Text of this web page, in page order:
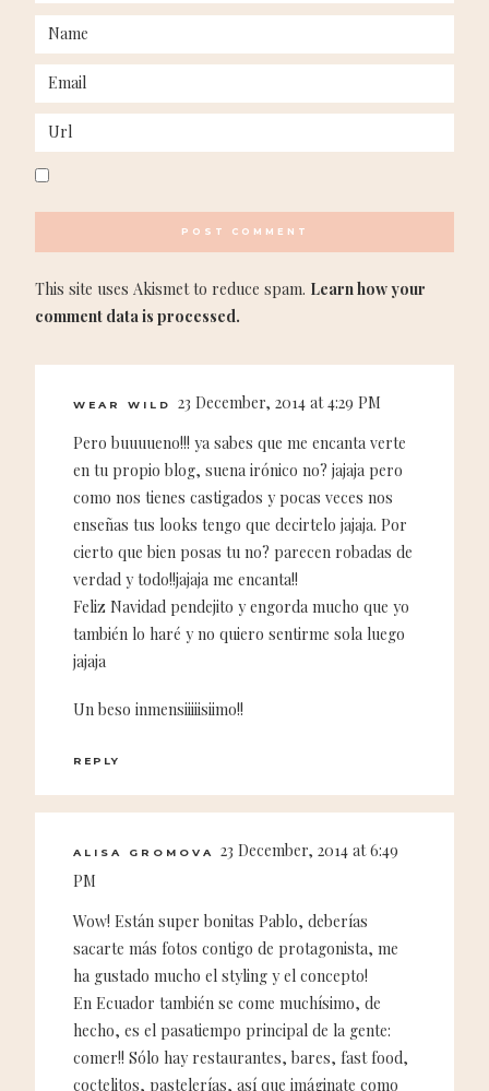
This site uses Akismet to reduce spam. Learn how your
comment data is processed.
WEAR WILD
23 December, 2014 at 4:29 PM
Pero buuuueno!!! ya sabes que me encanta verte
en tu propio blog, suena irónico no? jajaja pero
como nos tienes castigados y pocas veces nos
enseñas tus looks tengo que decirtelo jajaja. Por
cierto que bien posas tu no? parecen robadas de
verdad y todo!!jajaja me encanta!!
Feliz Navidad pendejito y engorda mucho que yo
también lo haré y no quiero sentirme sola luego
jajaja
Un beso inmensiiiiisiimo!!
REPLY
ALISA GROMOVA
23 December, 2014 at 6:49
PM
Wow! Están super bonitas Pablo, deberías
sacarte más fotos contigo de protagonista, me
ha gustado mucho el styling y el concepto!
En Ecuador también se come muchísimo, de
hecho, es el pasatiempo principal de la gente:
comer!! Sólo hay restaurantes, bares, fast food,
coctelitos, pastelerías, así que imáginate como